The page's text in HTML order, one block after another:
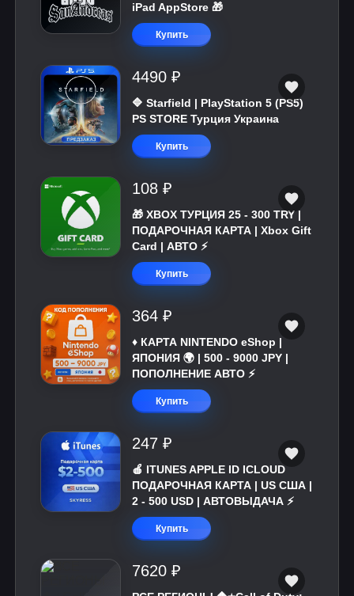
iPad AppStore 🎁
Купить
4490 ₽
🔷 Starfield | PlayStation 5 (PS5)
PS STORE Турция Украина
Купить
108 ₽
🎁 XBOX ТУРЦИЯ 25 - 300 TRY |
ПОДАРОЧНАЯ КАРТА | Xbox Gift
Card | АВТО ⚡
Купить
364 ₽
♦️ КАРТА NINTENDO eShop |
ЯПОНИЯ 🌍 | 500 - 9000 JPY |
ПОПОЛНЕНИЕ АВТО ⚡
Купить
247 ₽
🍎 ITUNES APPLE ID ICLOUD
ПОДАРОЧНАЯ КАРТА | US США |
2 - 500 USD | АВТОВЫДАЧА ⚡️
Купить
7620 ₽